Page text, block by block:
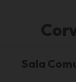
Sala